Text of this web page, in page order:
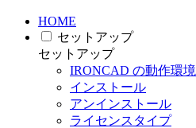
HOME
セットアップ
セットアップ
IRONCAD の動作環境
インストール
アンインストール
ライセンスタイプ